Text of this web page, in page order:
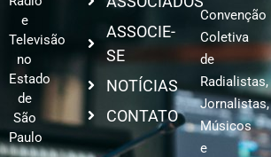
e
Televisão
no
Estado
de
São
Paulo
ASSOCIE-
SE
NOTÍCIAS
CONTATO
Convenção
Coletiva
de
Radialistas,
Jornalistas,
Músicos
e